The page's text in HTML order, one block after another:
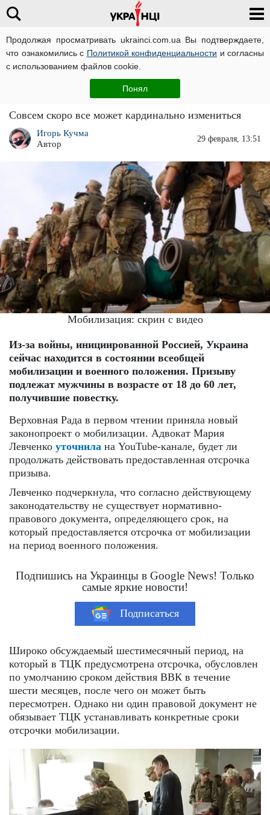
Продолжая просматривать ukrainci.com.ua Вы подтверждаете,
что ознакомились с Политикой конфиденциальности и согласны
с использованием файлов cookie.
Понял
Скандальный закон о мобилизации: будет ли
действовать отсрочка, которую давали ранее
Совсем скоро все может кардинально измениться
Игорь Кучма
Автор
29 февраля, 13:51
Мобилизация: скрин с видео
Из-за войны, инициированной Россией, Украина
сейчас находится в состоянии всеобщей
мобилизации и военного положения. Призыву
подлежат мужчины в возрасте от 18 до 60 лет,
получившие повестку.
Верховная Рада в первом чтении приняла новый
законопроект о мобилизации. Адвокат Мария
Левченко уточнила на YouTube-канале, будет ли
продолжать действовать предоставленная отсрочка
призыва.
Левченко подчеркнула, что согласно действующему
законодательству не существует нормативно-
правового документа, определяющего срок, на
который предоставляется отсрочка от мобилизации
на период военного положения.
Подпишись на Украинцы в Google News! Только
самые яркие новости!
Подписаться
Широко обсуждаемый шестимесячный период, на
который в ТЦК предусмотрена отсрочка, обусловлен
по умолчанию сроком действия ВВК в течение
шести месяцев, после чего он может быть
пересмотрен. Однако ни один правовой документ не
обязывает ТЦК устанавливать конкретные сроки
отсрочки мобилизации.